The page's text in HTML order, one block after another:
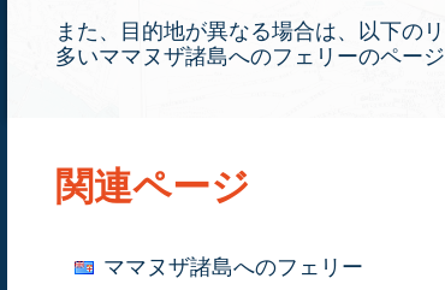
また、目的地が異なる場合は、以下の
多いママヌザ諸島へのフェリーのペー
関連ページ
ママヌザ諸島へのフェリー